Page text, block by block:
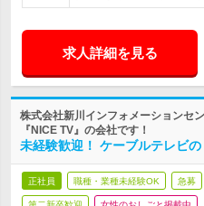
求人詳細を見る
株式会社新川インフォメーションセ
『NICE TV』の会社です！
未経験歓迎！ ケーブルテレビ
正社員 職種・業種未経験OK 急募